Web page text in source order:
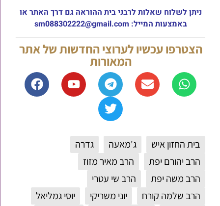
ניתן לשלוח שאלות לרבני בית ההוראה גם דרך האתר או
באמצעות המייל: sm088302222@gmail.com
הצטרפו עכשיו לערוצי החדשות של אתר
המאורות
בית החזון איש ג'מאעה
גדרה
הרב יהורם יפת
הרב מאיר מזוז
הרב משה יפת
הרב שי עטרי
הרב שלמה קורח
יוני משריקי
יוסי גמליאל